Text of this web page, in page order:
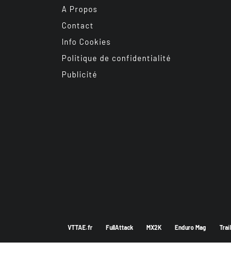
A Propos
Contact
Info Cookies
Politique de confidentialité
Publicité
VTTAE.fr FullAttack MX2K Enduro Mag